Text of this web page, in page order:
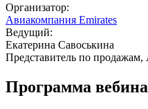
Организатор:
Авиакомпания Emirates
Ведущий:
Екатерина Савоськина
Представитель по
Программа